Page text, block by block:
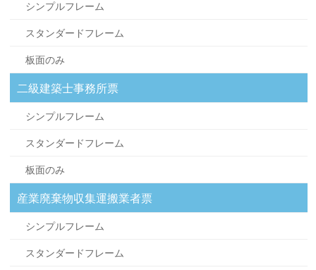
シンプルフレーム
スタンダードフレーム
板面のみ
二級建築士事務所票
シンプルフレーム
スタンダードフレーム
板面のみ
産業廃棄物収集運搬業者票
シンプルフレーム
スタンダードフレーム